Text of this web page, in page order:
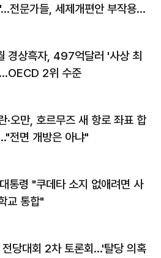
전문가들, 세제개편안 부작용
경상흑자, 497억달러 '사상 최
2위 수준
·오만, 호르무즈 새 항로 좌표 합
전면 개방은 아냐"
통령 "쿠데타 소지 없애려면 사
교 통합"
당대회 2차 토론회…'탈당 의혹